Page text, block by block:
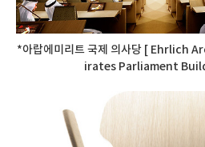
*아랍에미리트 국제 의사당 [ Ehrlich
irates Parliament